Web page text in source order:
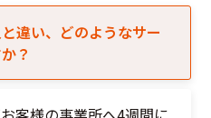
違い、どのようなサー
？